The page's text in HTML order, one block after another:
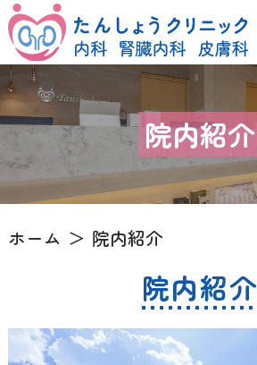
院内紹介
ホーム 院内紹介
院内紹介